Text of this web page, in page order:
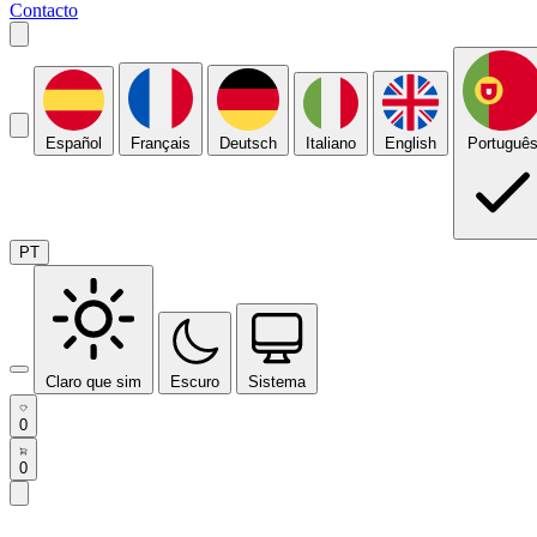
Contacto
Español Français Deutsch Italiano English Português
PT
Claro que sim Escuro Sistema
0
0